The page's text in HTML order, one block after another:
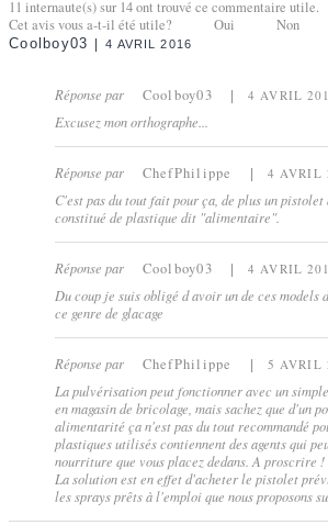
11 internaute(s) sur 14ont trouvé ce commentaire utile.
Cet avis vous a-t-il été utile?
Oui Non
Coolboy03 4 AVRIL 2016
Réponse par Coolboy03 4 AVRIL
Excusez mon orthographe...
Réponse par ChefPhilippe 4 AVRIL
C'est pas du tout fait pour ça, de plus un
constitué de plastique dit "alimentaire".
Réponse par Coolboy03 4 AVRIL
Du coup je suis obligé d avoir un de ces models
ce genre de glacage
Réponse par ChefPhilippe 5 AVRIL
La pulvérisation peut fonctionner avec un
en magasin de bricolage, mais sachez que d'un
alimentarité ça n'est pas du tout recommandé
plastiques utilisés contiennent des agents qui
nourriture que vous placez dedans. A proscrire !
La solution est en effet d'acheter le pistolet
les sprays prêts à l'emploi que nous proposons